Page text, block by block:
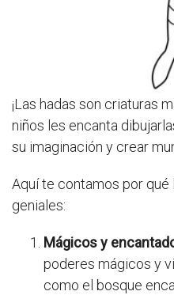
¡Las hadas son criaturas
niños les encanta
su imaginación y crear
Aquí te contamos por qué
geniales:
Mágicos y
poderes mágicos y
como el bosque